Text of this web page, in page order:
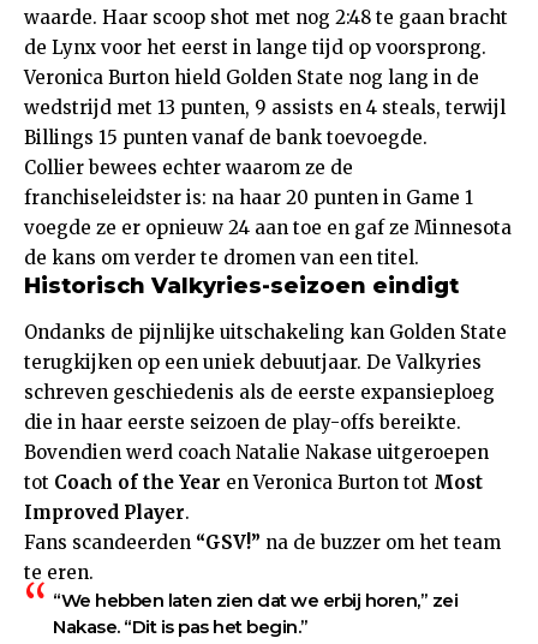
waarde. Haar scoop shot met nog 2:48 te gaan bracht
de Lynx voor het eerst in lange tijd op voorsprong.
Veronica Burton hield Golden State nog lang in de
wedstrijd met 13 punten, 9 assists en 4 steals, terwijl
Billings 15 punten vanaf de bank toevoegde.
Collier bewees echter waarom ze de
franchiseleidster is: na haar 20 punten in Game 1
voegde ze er opnieuw 24 aan toe en gaf ze Minnesota
de kans om verder te dromen van een titel.
Historisch Valkyries-seizoen eindigt
Ondanks de pijnlijke uitschakeling kan Golden State
terugkijken op een uniek debuutjaar. De Valkyries
schreven geschiedenis als de eerste expansieploeg
die in haar eerste seizoen de play-offs bereikte.
Bovendien werd coach Natalie Nakase uitgeroepen
tot Coach of the Year en Veronica Burton tot Most
Improved Player.
Fans scandeerden “GSV!” na de buzzer om het team
te eren.
“We hebben laten zien dat we erbij horen,” zei
Nakase. “Dit is pas het begin.”